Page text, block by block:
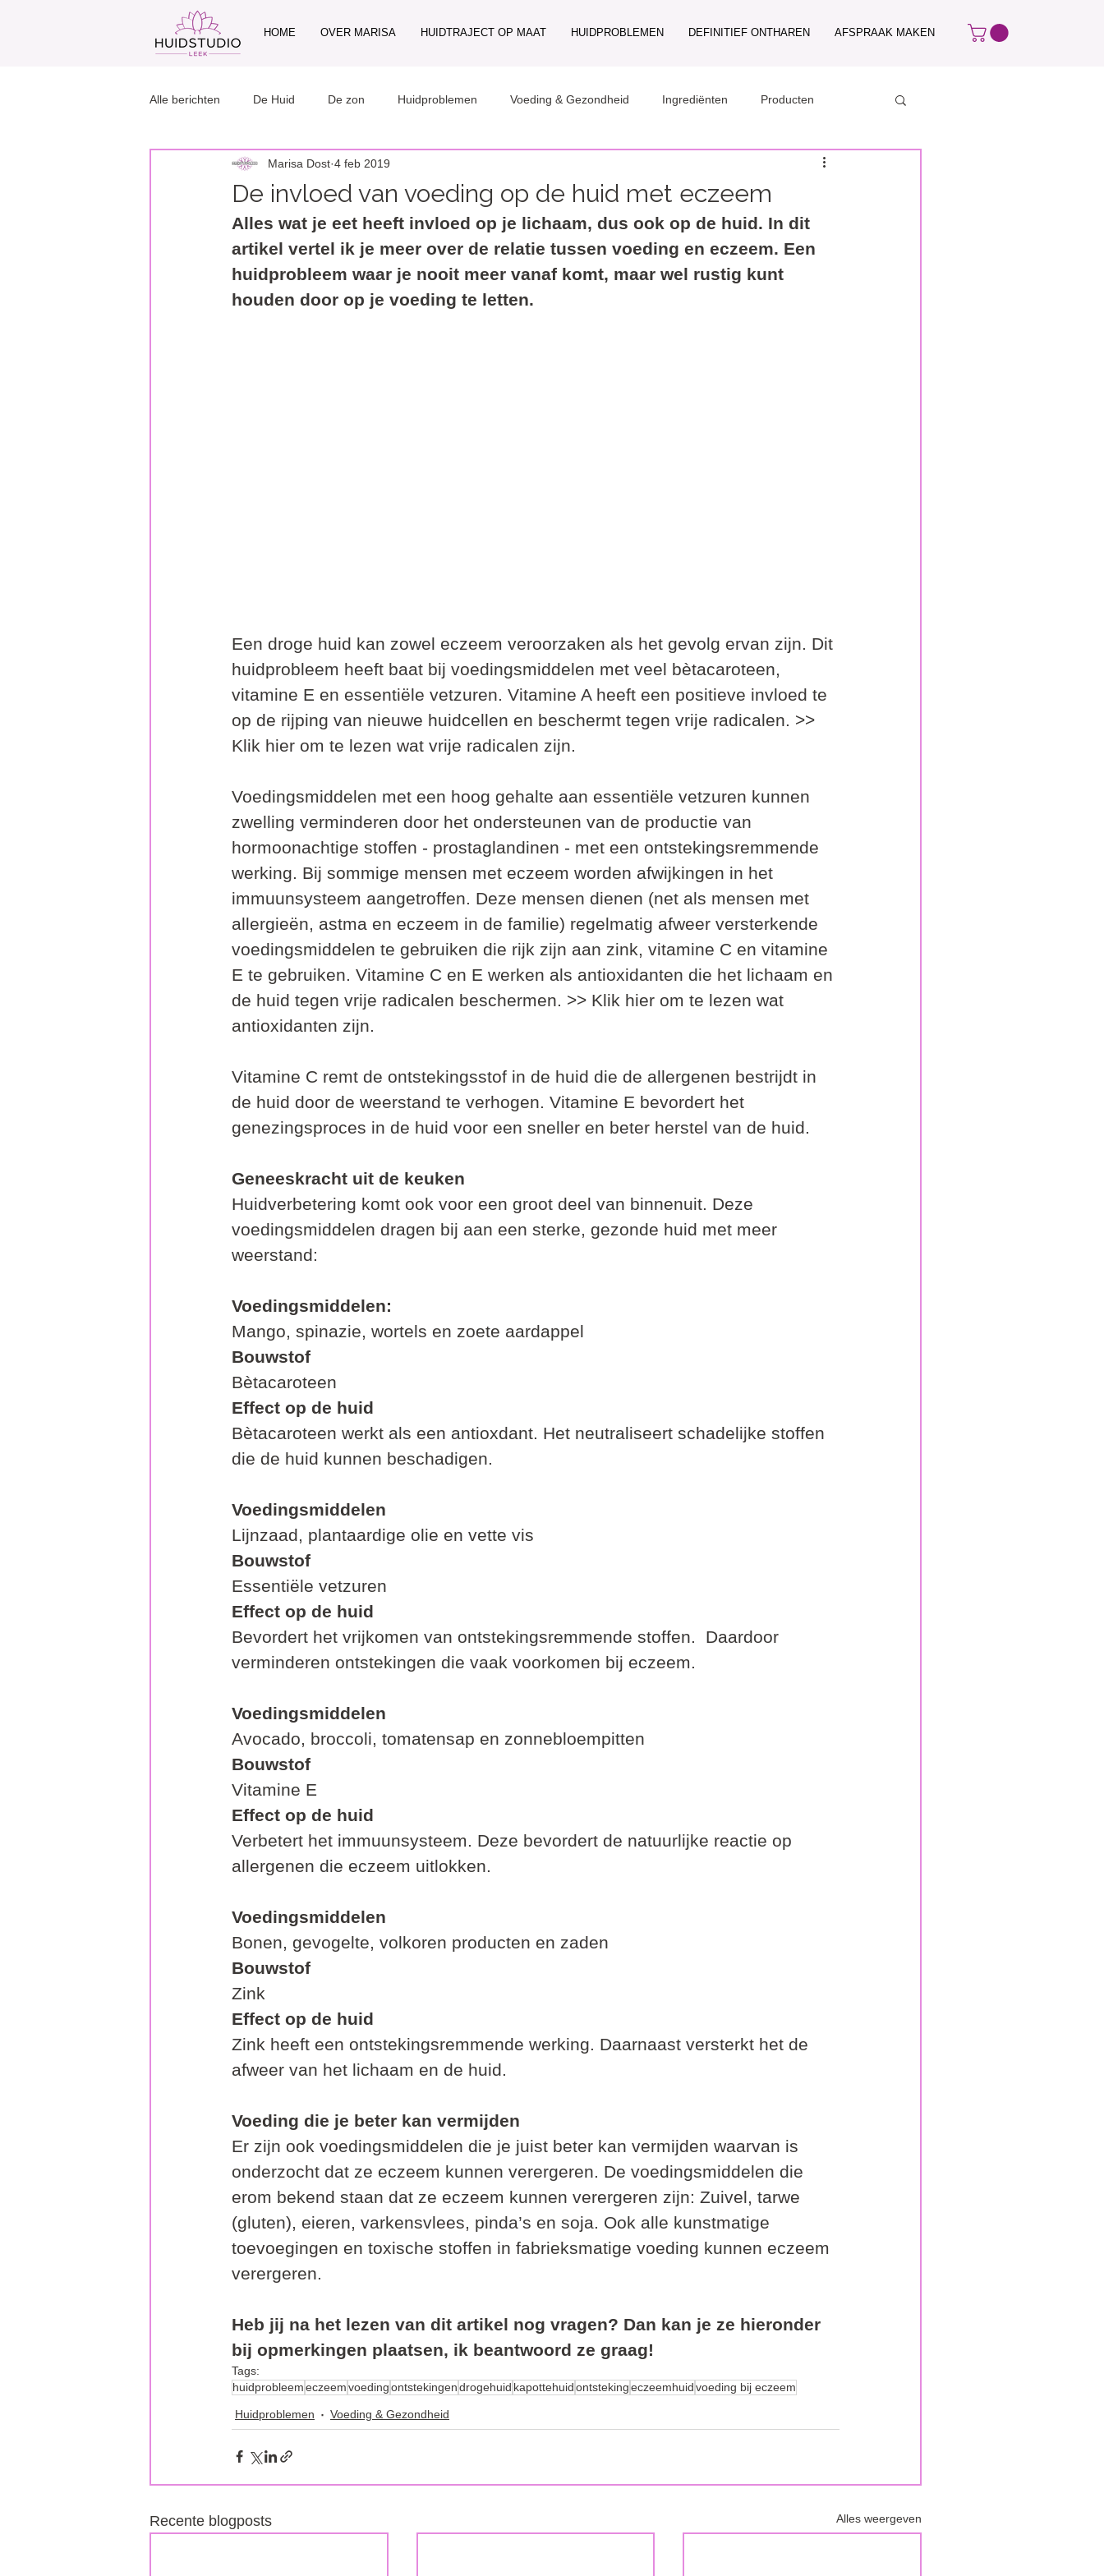
HOME OVER MARISA HUIDTRAJECT OP MAAT HUIDPROBLEMEN DEFINITIEF ONTHAREN AFSPRAAK MAKEN
Alle berichten De Huid De zon Huidproblemen Voeding & Gezondheid Ingrediënten Producten
De invloed van voeding op de huid met eczeem
Marisa Dost 4 feb 2019
Alles wat je eet heeft invloed op je lichaam, dus ook op de huid. In dit
artikel vertel ik je meer over de relatie tussen voeding en eczeem. Een
huidprobleem waar je nooit meer vanaf komt, maar wel rustig kunt
houden door op je voeding te letten.
Een droge huid kan zowel eczeem veroorzaken als het gevolg ervan zijn. Dit
huidprobleem heeft baat bij voedingsmiddelen met veel bètacaroteen,
vitamine E en essentiële vetzuren. Vitamine A heeft een positieve invloed te
op de rijping van nieuwe huidcellen en beschermt tegen vrije radicalen. >>
Klik hier om te lezen wat vrije radicalen zijn.
Voedingsmiddelen met een hoog gehalte aan essentiële vetzuren kunnen
zwelling verminderen door het ondersteunen van de productie van
hormoonachtige stoffen - prostaglandinen - met een ontstekingsremmende
werking. Bij sommige mensen met eczeem worden afwijkingen in het
immuunsysteem aangetroffen. Deze mensen dienen (net als mensen met
allergieën, astma en eczeem in de familie) regelmatig afweer versterkende
voedingsmiddelen te gebruiken die rijk zijn aan zink, vitamine C en vitamine
E te gebruiken. Vitamine C en E werken als antioxidanten die het lichaam en
de huid tegen vrije radicalen beschermen. >> Klik hier om te lezen wat
antioxidanten zijn.
Vitamine C remt de ontstekingsstof in de huid die de allergenen bestrijdt in
de huid door de weerstand te verhogen. Vitamine E bevordert het
genezingsproces in de huid voor een sneller en beter herstel van de huid.
Geneeskracht uit de keuken
Huidverbetering komt ook voor een groot deel van binnenuit. Deze
voedingsmiddelen dragen bij aan een sterke, gezonde huid met meer
weerstand:
Voedingsmiddelen:
Mango, spinazie, wortels en zoete aardappel
Bouwstof
Bètacaroteen
Effect op de huid
Bètacaroteen werkt als een antioxdant. Het neutraliseert schadelijke stoffen
die de huid kunnen beschadigen.
Voedingsmiddelen
Lijnzaad, plantaardige olie en vette vis
Bouwstof
Essentiële vetzuren
Effect op de huid
Bevordert het vrijkomen van ontstekingsremmende stoffen.  Daardoor
verminderen ontstekingen die vaak voorkomen bij eczeem.
Voedingsmiddelen
Avocado, broccoli, tomatensap en zonnebloempitten
Bouwstof
Vitamine E
Effect op de huid
Verbetert het immuunsysteem. Deze bevordert de natuurlijke reactie op
allergenen die eczeem uitlokken.
Voedingsmiddelen
Bonen, gevogelte, volkoren producten en zaden
Bouwstof
Zink
Effect op de huid
Zink heeft een ontstekingsremmende werking. Daarnaast versterkt het de
afweer van het lichaam en de huid.
Voeding die je beter kan vermijden
Er zijn ook voedingsmiddelen die je juist beter kan vermijden waarvan is
onderzocht dat ze eczeem kunnen verergeren. De voedingsmiddelen die
erom bekend staan dat ze eczeem kunnen verergeren zijn: Zuivel, tarwe
(gluten), eieren, varkensvlees, pinda’s en soja. Ook alle kunstmatige
toevoegingen en toxische stoffen in fabrieksmatige voeding kunnen eczeem
verergeren.
Heb jij na het lezen van dit artikel nog vragen? Dan kan je ze hieronder
bij opmerkingen plaatsen, ik beantwoord ze graag!
Tags:
huidprobleemeczeemvoedingontstekingendrogehuid kapottehuidontstekingeczeemhuidvoeding bij eczeem
Huidproblemen Voeding & Gezondheid
Recente blogposts Alles weergeven